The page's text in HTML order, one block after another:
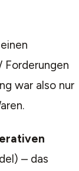
Forderungen
war also nur
– das